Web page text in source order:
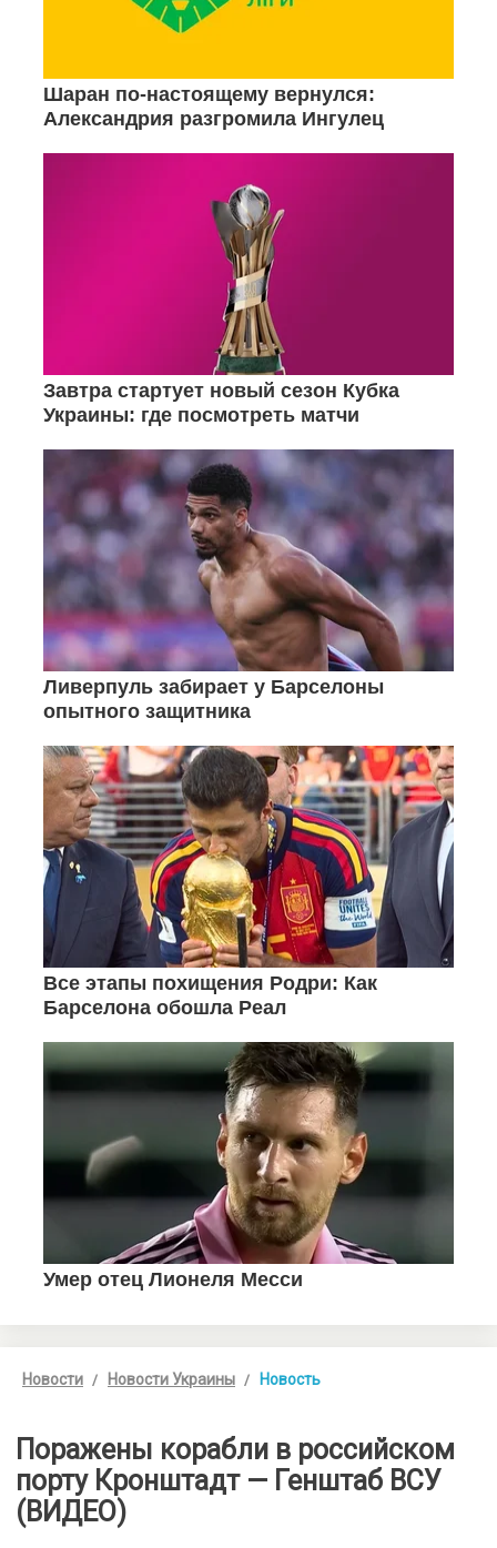
Новости Новости Украины Новость
Поражены корабли в российском
порту Кронштадт — Генштаб ВСУ
(ВИДЕО)